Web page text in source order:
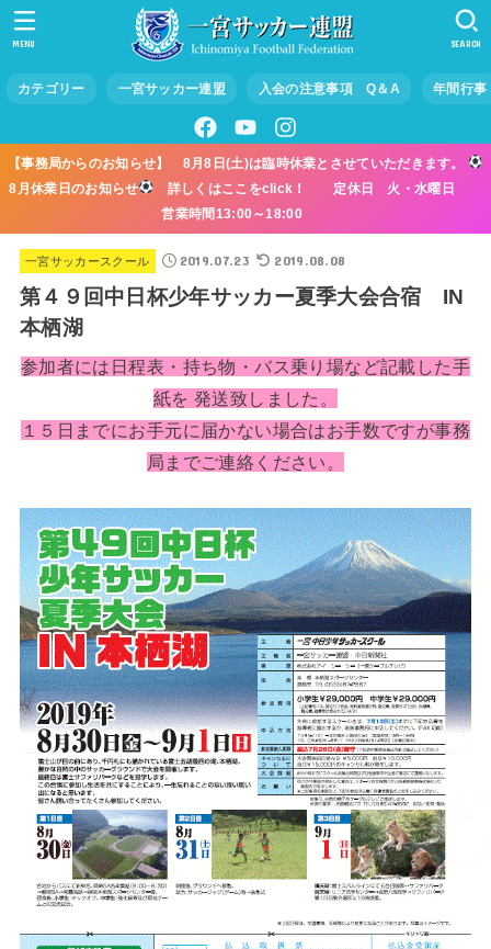
カテゴリー 一宮サッカー連盟 入会の注意事項 Q＆A 年間行事
SEARCH
MENU
【事務局からのお知らせ】 8月8日(土)は臨時休業とさせていただきます。
8月休業日のお知らせ
詳しくはここをclick！ 定休日 火・水曜日
営業時間13:00～18:00
一宮サッカースクール 2019.07.23 2019.08.08
第４９回中日杯少年サッカー夏季大会合宿 IN
本栖湖
参加者には日程表・持ち物・バス乗り場など記載した手
紙を 発送致しました。
１５日までにお手元に届かない場合はお手数ですが事務
局までご連絡ください。